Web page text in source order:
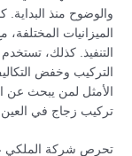
والوضوح منذ
الميزانيات
التنفيذ. كذلك،
التركيب وخفض
الأمثل لمن يبحث عن
تركيب زجاج في العين.
تحرص شركة الملكي